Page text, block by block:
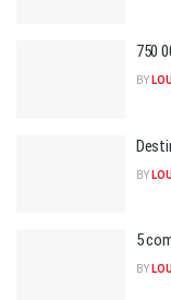
750
BY
BY
5
BY